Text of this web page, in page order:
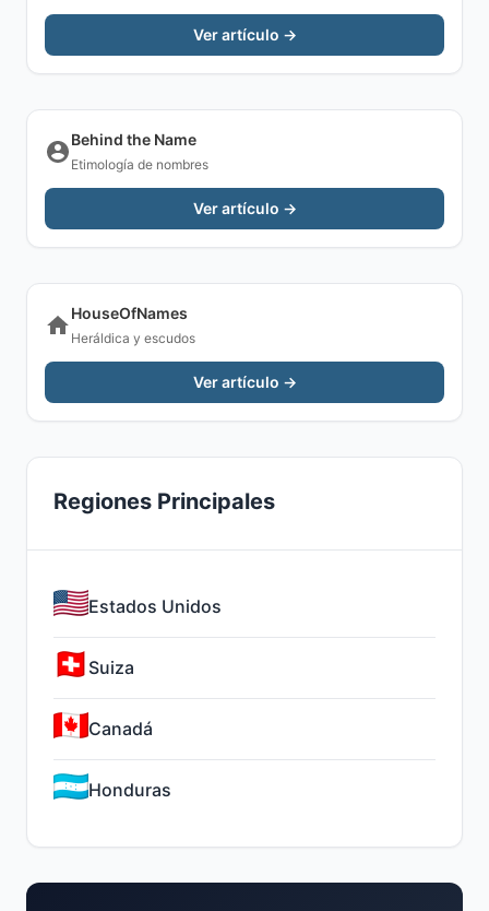
Ver artículo →
Behind the Name
Etimología de nombres
Ver artículo →
HouseOfNames
Heráldica y escudos
Ver artículo →
Regiones Principales
Estados Unidos
Suiza
Canadá
Honduras